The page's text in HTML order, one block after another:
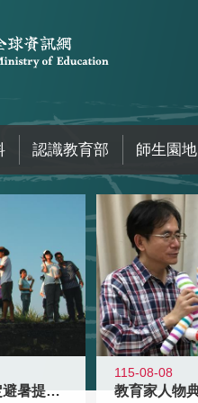
認識教育部 師生園地
青年壯遊點精選夏夜限定避暑提案 漫
115-08-08